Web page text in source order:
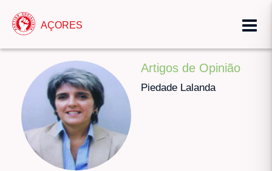
AÇORES
Artigos de Opinião
Piedade Lalanda